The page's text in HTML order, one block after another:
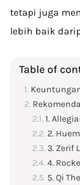
tetapi juga
lebih baik
Table of
1.
2.
3. Zerif
4.
5. Qi